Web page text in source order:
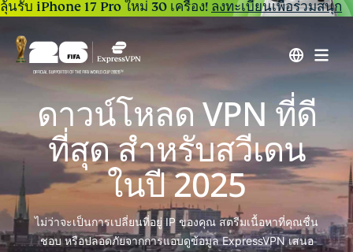
ลุ้นรับ iPhone 17 Pro ใหม่ 30 เครื่อง! ลงทะเบียนเพื่อร่วมสนุก
ดาวน์โหลด VPN ที่ดี
ที่สุด สำหรับสวีเดน
ในปี 2025
ไม่ว่าจะเป็นการเปลี่ยนที่อยู่ IP ของคุณ สตรีมเนื้อหาที่คุณชื่น
ชอบ หรือปลอดภัยจากการแอบดูข้อมูล ExpressVPN เสนอ